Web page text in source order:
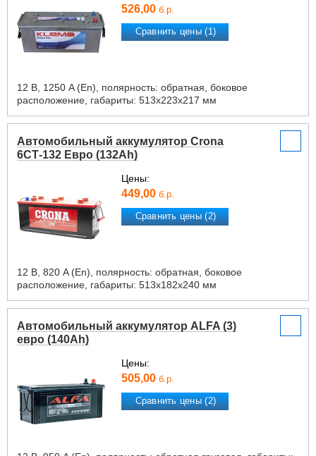
526,00 б.р.
Сравнить цены (1)
12 В, 1250 A (En), полярность: обратная, боковое
расположение, габариты: 513х223х217 мм
Автомобильный аккумулятор Crona
6СТ-132 Евро (132Ah)
Цены:
449,00 б.р.
Сравнить цены (2)
12 В, 820 A (En), полярность: обратная, боковое
расположение, габариты: 513х182х240 мм
Автомобильный аккумулятор ALFA (3)
евро (140Ah)
Цены:
505,00 б.р.
Сравнить цены (2)